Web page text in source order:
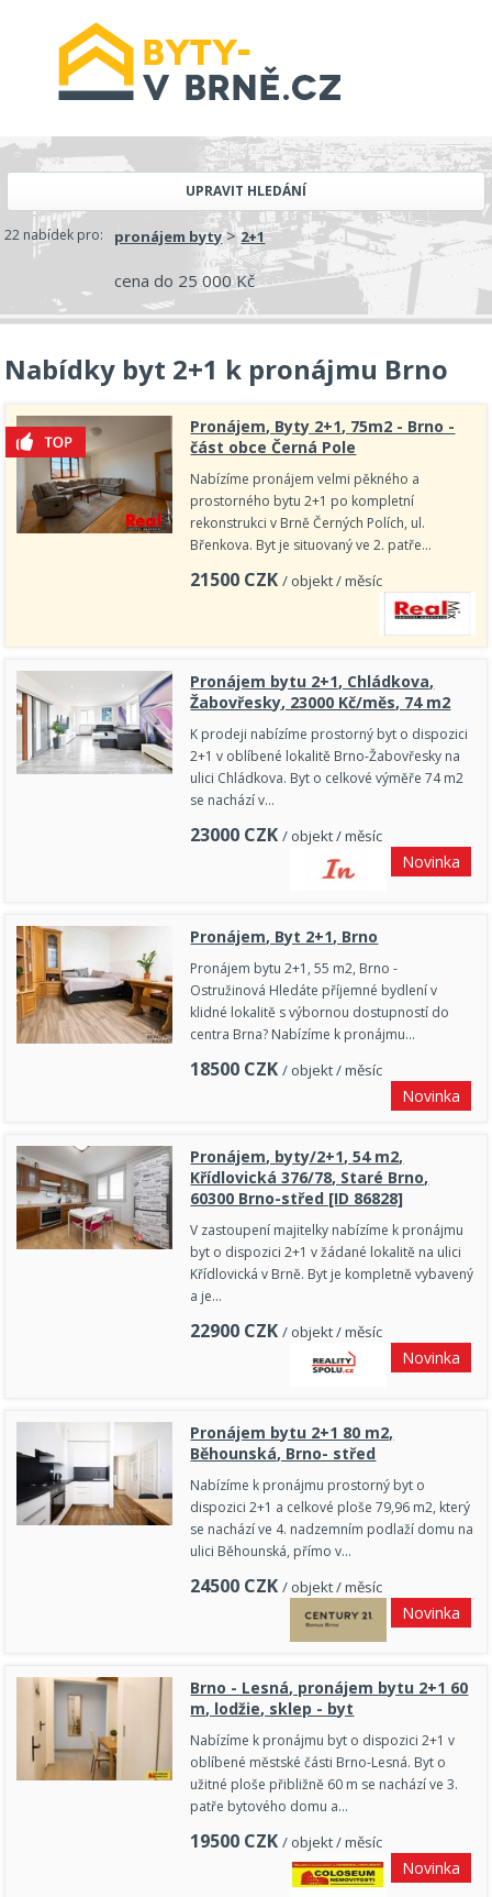
UPRAVIT HLEDÁNÍ
22 nabídek pro: pronájem byty> 2+1
cena do 25 000 Kč
Nabídky byt 2+1 k pronájmu Brno
Pronájem, Byty 2+1, 75m2 - Brno -
část obce Černá Pole
Nabízíme pronájem velmi pěkného a
prostorného bytu 2+1 po kompletní
rekonstrukci v Brně Černých Polích, ul.
Břenkova. Byt je situovaný ve 2. patře…
21500 CZK / objekt / měsíc
Pronájem bytu 2+1, Chládkova,
Žabovřesky, 23000 Kč/měs, 74 m2
K prodeji nabízíme prostorný byt o dispozici
2+1 v oblíbené lokalitě Brno-Žabovřesky na
ulici Chládkova. Byt o celkové výměře 74 m2
se nachází v…
23000 CZK / objekt / měsíc
Novinka
Pronájem, Byt 2+1, Brno
Pronájem bytu 2+1, 55 m2, Brno -
Ostružinová Hledáte příjemné bydlení v
klidné lokalitě s výbornou dostupností do
centra Brna? Nabízíme k pronájmu…
18500 CZK / objekt / měsíc
Novinka
Pronájem, byty/2+1, 54 m2,
Křídlovická 376/78, Staré Brno,
60300 Brno-střed [ID 86828]
V zastoupení majitelky nabízíme k pronájmu
byt o dispozici 2+1 v žádané lokalitě na ulici
Křídlovická v Brně. Byt je kompletně vybavený
a je…
22900 CZK / objekt / měsíc
Novinka
Pronájem bytu 2+1 80 m2,
Běhounská, Brno- střed
Nabízíme k pronájmu prostorný byt o
dispozici 2+1 a celkové ploše 79,96 m2, který
se nachází ve 4. nadzemním podlaží domu na
ulici Běhounská, přímo v…
24500 CZK / objekt / měsíc
Novinka
Brno - Lesná, pronájem bytu 2+1 60
m, lodžie, sklep - byt
Nabízíme k pronájmu byt o dispozici 2+1 v
oblíbené městské části Brno-Lesná. Byt o
užitné ploše přibližně 60 m se nachází ve 3.
patře bytového domu a…
19500 CZK / objekt / měsíc
Novinka